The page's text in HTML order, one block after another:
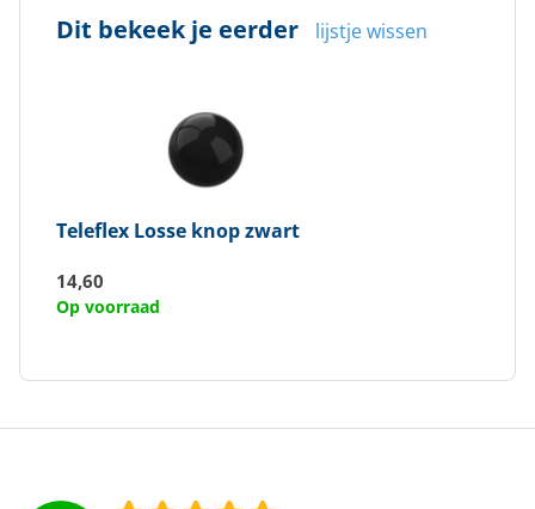
Dit bekeek je eerder lijstje wissen
Teleflex Losse knop zwart
14,60
Op voorraad